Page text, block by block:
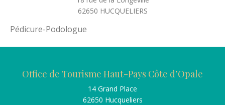
62650 HUCQUELIERS
Pédicure-Podologue
Office de Tourisme Haut-Pays Côte d’Opale
14 Grand Place
62650 Hucqueliers